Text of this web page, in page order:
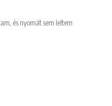
és nyomát sem leltem